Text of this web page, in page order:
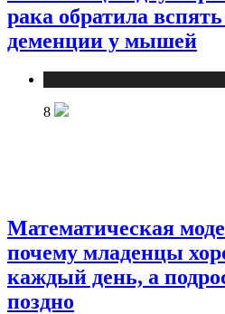
рака обратила
деменции у мышей
8
Математическая
почему младенцы
каждый день, а
поздно